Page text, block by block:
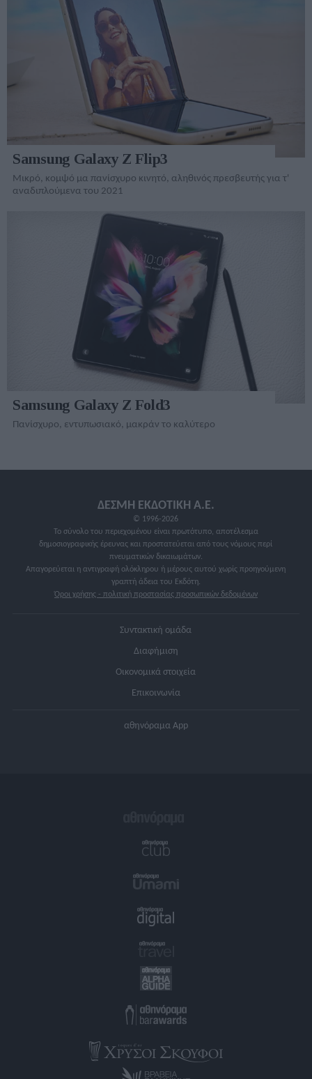
Samsung Galaxy Z Flip3
Μικρό, κομψό μα πανίσχυρο κινητό, αληθινός πρεσβευτής για τ'
αναδιπλούμενα του 2021
Samsung Galaxy Z Fold3
Πανίσχυρο, εντυπωσιακό, μακράν το καλύτερο
ΔΕΣΜΗ ΕΚΔΟΤΙΚΗ A.E.
© 1996-2026
Το σύνολο του περιεχομένου είναι πρωτότυπο, αποτέλεσμα
δημοσιογραφικής έρευνας και προστατεύεται από τους νόμους περί
πνευματικών δικαιωμάτων.
Απαγορεύεται η αντιγραφή ολόκληρου ή μέρους αυτού χωρίς προηγούμενη
γραπτή άδεια του Εκδότη.
Όροι χρήσης - πολιτική προστασίας προσωπικών δεδομένων
Συντακτική ομάδα
Διαφήμιση
Οικονομικά στοιχεία
Επικοινωνία
αθηνόραμα App